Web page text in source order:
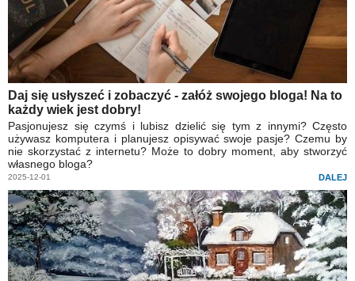
Daj się usłyszeć i zobaczyć - załóż swojego bloga! Na to
każdy wiek jest dobry!
Pasjonujesz się czymś i lubisz dzielić się tym z innymi? Często
używasz komputera i planujesz opisywać swoje pasje? Czemu by
nie skorzystać z internetu? Może to dobry moment, aby stworzyć
własnego bloga?
2025-12-01 DALEJ